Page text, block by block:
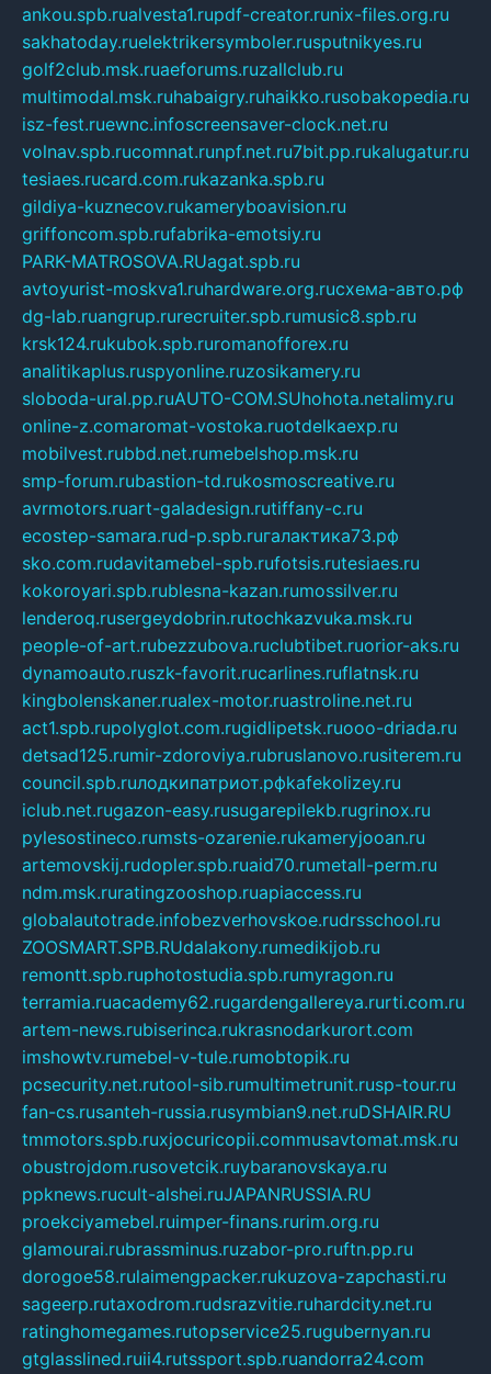
ankou.spb.rualvesta1.rupdf-creator.runix-files.org.ru
sakhatoday.ruelektrikersymboler.rusputnikyes.ru
golf2club.msk.ruaeforums.ruzallclub.ru
multimodal.msk.ruhabaigry.ruhaikko.rusobakopedia.ru
isz-fest.ruewnc.infoscreensaver-clock.net.ru
volnav.spb.rucomnat.runpf.net.ru7bit.pp.rukalugatur.ru
tesiaes.rucard.com.rukazanka.spb.ru
gildiya-kuznecov.rukameryboavision.ru
griffoncom.spb.rufabrika-emotsiy.ru
PARK-MATROSOVA.RUagat.spb.ru
avtoyurist-moskva1.ruhardware.org.ruсхема-авто.рф
dg-lab.ruangrup.rurecruiter.spb.rumusic8.spb.ru
krsk124.rukubok.spb.ruromanofforex.ru
analitikaplus.ruspyonline.ruzosikamery.ru
sloboda-ural.pp.ruAUTO-COM.SUhohota.netalimy.ru
online-z.comaromat-vostoka.ruotdelkaexp.ru
mobilvest.rubbd.net.rumebelshop.msk.ru
smp-forum.rubastion-td.rukosmoscreative.ru
avrmotors.ruart-galadesign.rutiffany-c.ru
ecostep-samara.rud-p.spb.ruгалактика73.рф
sko.com.rudavitamebel-spb.rufotsis.rutesiaes.ru
kokoroyari.spb.rublesna-kazan.rumossilver.ru
lenderoq.rusergeydobrin.rutochkazvuka.msk.ru
people-of-art.rubezzubova.ruclubtibet.ruorior-aks.ru
dynamoauto.ruszk-favorit.rucarlines.ruflatnsk.ru
kingbolenskaner.rualex-motor.ruastroline.net.ru
act1.spb.rupolyglot.com.rugidlipetsk.ruooo-driada.ru
detsad125.rumir-zdoroviya.rubruslanovo.rusiterem.ru
council.spb.ruлодкипатриот.рфkafekolizey.ru
iclub.net.rugazon-easy.rusugarepilekb.rugrinox.ru
pylesostineco.rumsts-ozarenie.rukameryjooan.ru
artemovskij.rudopler.spb.ruaid70.rumetall-perm.ru
ndm.msk.ruratingzooshop.ruapiaccess.ru
globalautotrade.infobezverhovskoe.rudrsschool.ru
ZOOSMART.SPB.RUdalakony.rumedikijob.ru
remontt.spb.ruphotostudia.spb.rumyragon.ru
terramia.ruacademy62.rugardengallereya.rurti.com.ru
artem-news.rubiserinca.rukrasnodarkurort.com
imshowtv.rumebel-v-tule.rumobtopik.ru
pcsecurity.net.rutool-sib.rumultimetrunit.rusp-tour.ru
fan-cs.rusanteh-russia.rusymbian9.net.ruDSHAIR.RU
tmmotors.spb.ruxjocuricopii.commusavtomat.msk.ru
obustrojdom.rusovetcik.ruybaranovskaya.ru
ppknews.rucult-alshei.ruJAPANRUSSIA.RU
proekciyamebel.ruimper-finans.rurim.org.ru
glamourai.rubrassminus.ruzabor-pro.ruftn.pp.ru
dorogoe58.rulaimengpacker.rukuzova-zapchasti.ru
sageerp.rutaxodrom.rudsrazvitie.ruhardcity.net.ru
ratinghomegames.rutopservice25.rugubernyan.ru
gtglasslined.ruii4.rutssport.spb.ruandorra24.com